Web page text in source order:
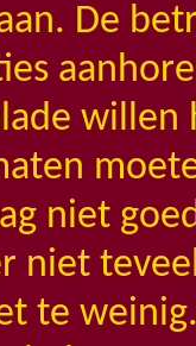
De
niet
niet
te